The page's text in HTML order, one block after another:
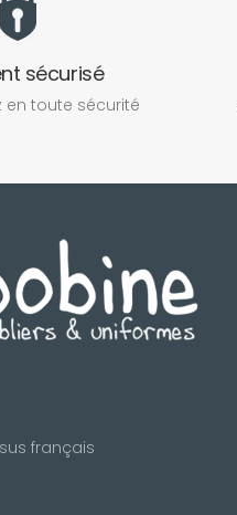
sécurisé
toute sécurité
français